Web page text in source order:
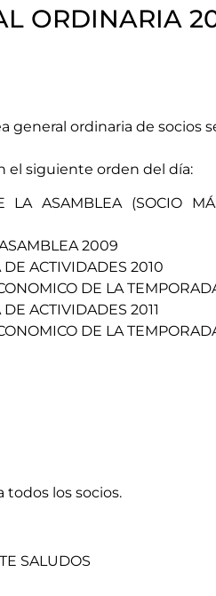
ORDINARIA
ordinaria de socios
el siguiente orden del día:
LA ASAMBLEA (SOCIO
2009
ACTIVIDADES 2010
DE LA
ACTIVIDADES 2011
DE LA
todos los socios.
SALUDOS